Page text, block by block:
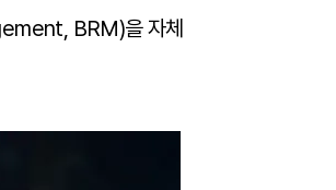
BRM)을 자체